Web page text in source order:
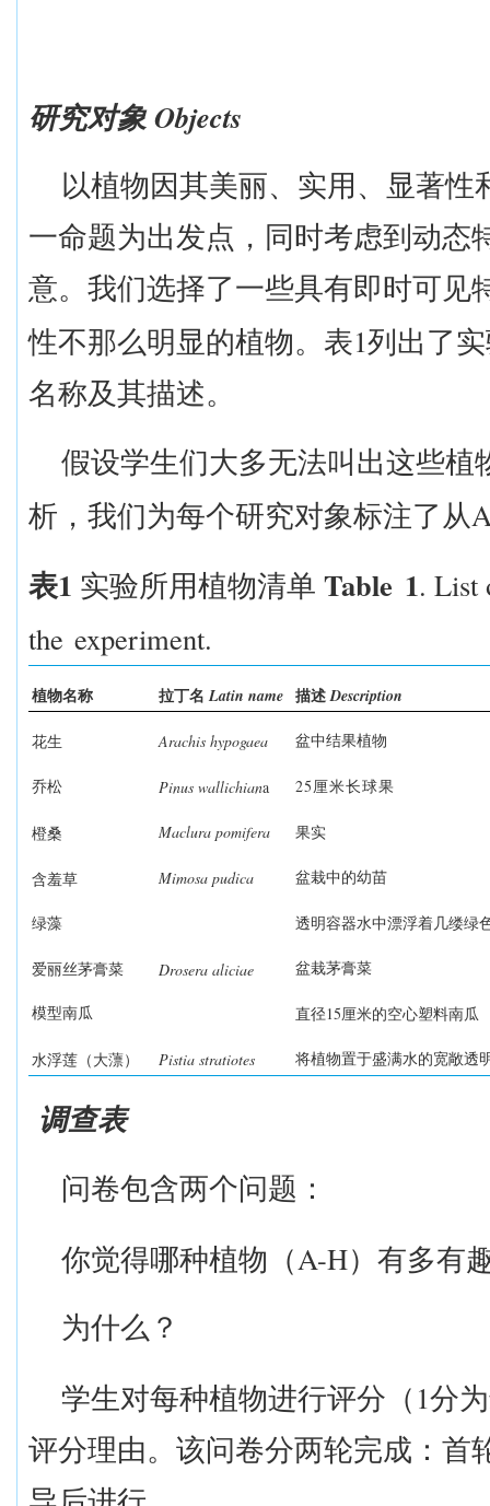
研究对象Objects
以植物因其美丽、实用、显著
一命题为出发点，同时考虑到动态
意。我们选择了一些具有即时可见
性不那么明显的植物。表1列出了
名称及其描述。
假设学生们大多无法叫出这些植
析，我们为每个研究对象标注了从
表1 实验所用植物清单 Table 1. List
the experiment.
植物名称 拉丁名 Latin name 描述 Description
花生 Arachis hypogaea 盆中结果植物
乔松 Pinus wallichiana 25 厘米长球果
橙桑 Maclura pomifera 果实
含羞草 Mimosa pudica 盆栽中的幼苗
绿藻 透明容器水中漂浮着几缕绿
爱丽丝茅膏菜 Drosera aliciae 盆栽茅膏菜
模型南瓜 直径15厘米的空心塑料南瓜
水浮莲 （ 大薸） Pistia stratiotes 将植物置于盛满水的宽敞透
调查表
问卷包含两个问题：
你觉得哪种植物 （ A-H） 有多有
为什么？
学生对每种植物进行评分（ 1分
评分理由。该问卷分两轮完成：首